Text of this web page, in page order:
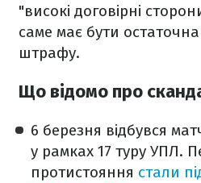
"високі договірні
саме має бути
штрафу.
Що відомо про
6 березня відбувся
у рамках 17 туру УПЛ.
протистояння стали